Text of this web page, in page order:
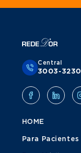
Central
3003-3230
HOME
Para Pacientes